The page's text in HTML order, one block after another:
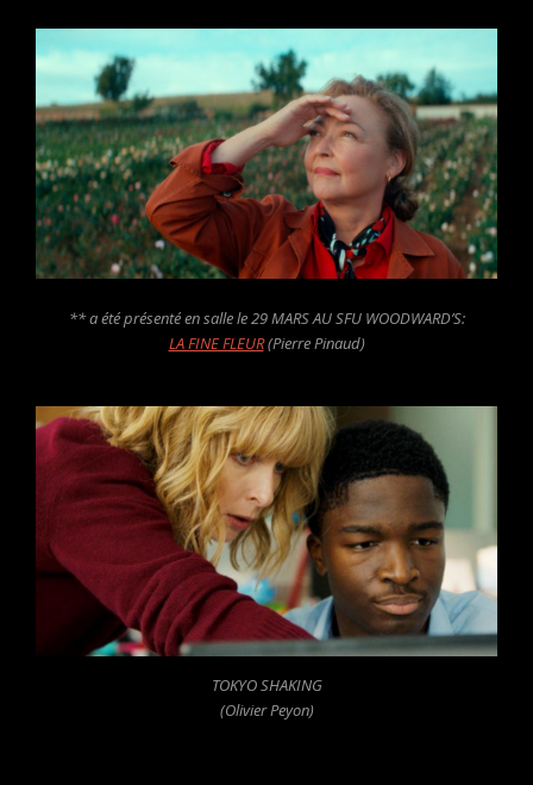
** a été présenté en salle le 29 MARS AU SFU WOODWARD’S:
LA FINE FLEUR(Pierre Pinaud)
TOKYO SHAKING
(Olivier Peyon)